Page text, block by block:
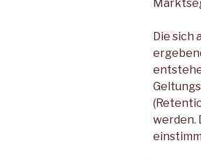
Die sich
werden.